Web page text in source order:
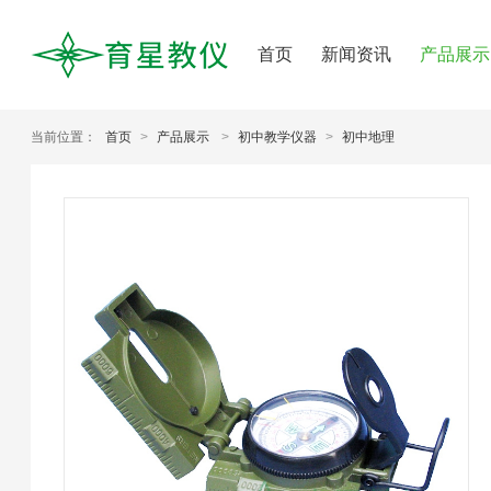
首页 新闻资讯 产品展示
当前位置： 首页 > 产品展示 > 初中教学仪器 > 初中地理